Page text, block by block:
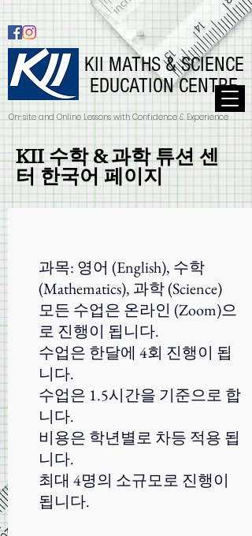
KII MATHS & SCIENCE
EDUCATION CENTRE
On-site and Online Lessons with Confidence & Experience
KII 수학 & 과학 튜션 센
터 한국어 페이지
과목: 영어 (English), 수학
(Mathematics), 과학 (Science)
모든 수업은 온라인 (Zoom)으
로 진행이 됩니다.
수업은 한달에 4회 진행이 됩
니다.
수업은 1.5시간을 기준으로 합
니다.
비용은 학년별로 차등 적용 됩
니다.
​최대 4명의 소규모로 진행이
됩니다.